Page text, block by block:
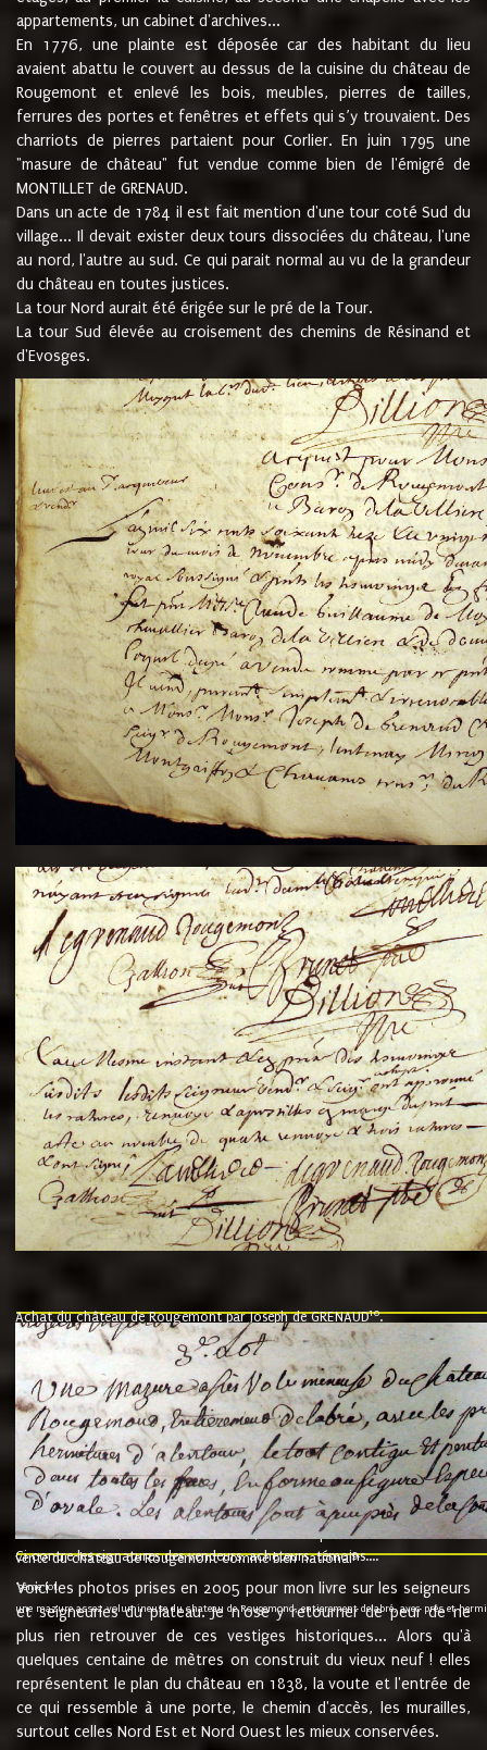
appartements, un cabinet d'archives...
En 1776, une plainte est déposée car des habitant du lieu
avaient abattu le couvert au dessus de la cuisine du château de
Rougemont et enlevé les bois, meubles, pierres de tailles,
ferrures des portes et fenêtres et effets qui s’y trouvaient. Des
charriots de pierres partaient pour Corlier. En juin 1795 une
"masure de château" fut vendue comme bien de l'émigré de
MONTILLET de GRENAUD.
Dans un acte de 1784 il est fait mention d'une tour coté Sud du
village... Il devait exister deux tours dissociées du château, l'une
au nord, l'autre au sud. Ce qui parait normal au vu de la grandeur
du château en toutes justices.
La tour Nord aurait été érigée sur le pré de la Tour.
La tour Sud élevée au croisement des chemins de Résinand et
d'Evosges.
Achat du château de Rougemont par Joseph de GRENAUD10.
"l'an mil six cent soixante treze le ving neuvième jour du mois de
nommé fut présent Messire Claude Guillaume de Moyriat chevalier baron
vend, purement simplement et irrevocablement a monseigneur monsieur
et chavannes conseiller du roy au parlement de Bourgogne, present et
que le dit seigneur Baron de la Vellière a sur ses hommes, indivisables et
de la Velliere tout ainsi et comme le dit seigneur Baron et ses
présent......"
suivent les rentes, donation des terriers, etc... au prix de 880 livre louis
Ci contre les signatures des vendeurs, acheteurs, témoins....
vente du château de Rougemont comme bien national9.
"3ème lot
une mazure assez volumineuse du chateau de Rougemond, entierement delabré, avec près et
Voici les photos prises en 2005 pour mon livre sur les seigneurs
et seigneuries du plateau. Je n'ose y retourner de peur de ne
plus rien retrouver de ces vestiges historiques... Alors qu'à
quelques centaine de mètres on construit du vieux neuf ! elles
représentent le plan du château en 1838, la voute et l'entrée de
ce qui ressemble à une porte, le chemin d'accès, les murailles,
surtout celles Nord Est et Nord Ouest les mieux conservées.